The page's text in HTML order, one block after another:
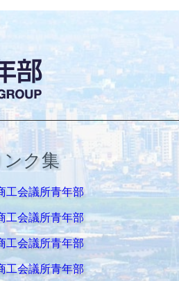
ク集
工会議所青年部
工会議所青年部
工会議所青年部
工会議所青年部